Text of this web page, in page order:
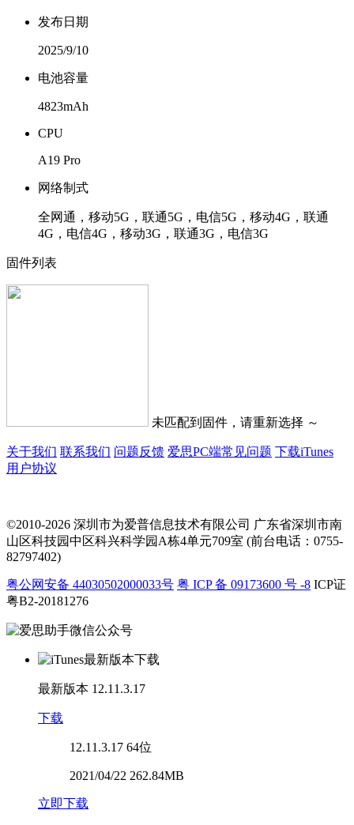
发布日期
2025/9/10
电池容量
4823mAh
CPU
A19 Pro
网络制式
全网通，移动5G，联通5G，电信5G，移动4G，联通
4G，电信4G，移动3G，联通3G，电信3G
固件列表
未匹配到固件，请重新选择 ～
关于我们 联系我们 问题反馈 爱思PC端常见问题 下载iTunes
用户协议
©2010-2026 深圳市为爱普信息技术有限公司 广东省深圳市南
山区科技园中区科兴科学园A栋4单元709室 (前台电话：0755-
82797402)
粤公网安备 44030502000033号 粤 ICP 备 09173600 号 -8 ICP证
粤B2-20181276
最新版本 12.11.3.17
下载
12.11.3.17 64位
2021/04/22 262.84MB
立即下载